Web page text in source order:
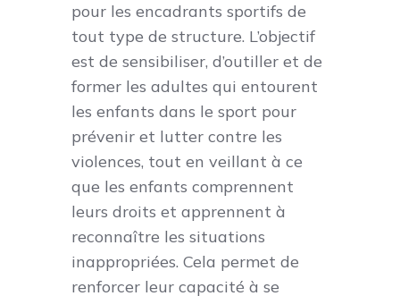
pour les encadrants sportifs de
tout type de structure. L’objectif
est de sensibiliser, d’outiller et de
former les adultes qui entourent
les enfants dans le sport pour
prévenir et lutter contre les
violences, tout en veillant à ce
que les enfants comprennent
leurs droits et apprennent à
reconnaître les situations
inappropriées. Cela permet de
renforcer leur capacité à se